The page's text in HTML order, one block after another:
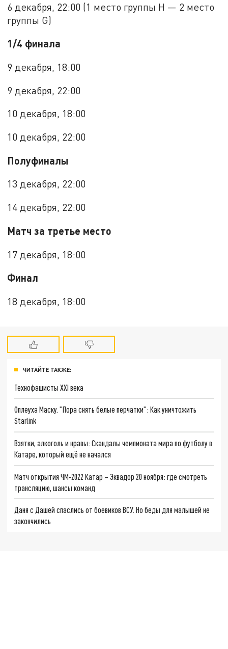
6 декабря, 22:00 (1 место группы Н — 2 место
группы G)
1/4 финала
9 декабря, 18:00
9 декабря, 22:00
10 декабря, 18:00
10 декабря, 22:00
Полуфиналы
13 декабря, 22:00
14 декабря, 22:00
Матч за третье место
17 декабря, 18:00
Финал
18 декабря, 18:00
ЧИТАЙТЕ ТАКЖЕ:
Технофашисты XXI века
Оплеуха Маску. "Пора снять белые перчатки": Как уничтожить
Starlink
Взятки, алкоголь и нравы: Скандалы чемпионата мира по футболу в
Катаре, который ещё не начался
Матч открытия ЧМ-2022 Катар – Эквадор 20 ноября: где смотреть
трансляцию, шансы команд
Даня с Дашей спаслись от боевиков ВСУ. Но беды для малышей не
закончились